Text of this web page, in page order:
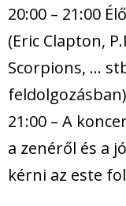
20:00 – 21:00
(Eric Clapton,
Scorpions, …
feldolgozásban)
21:00 – A
a zenéről és a
kérni az este